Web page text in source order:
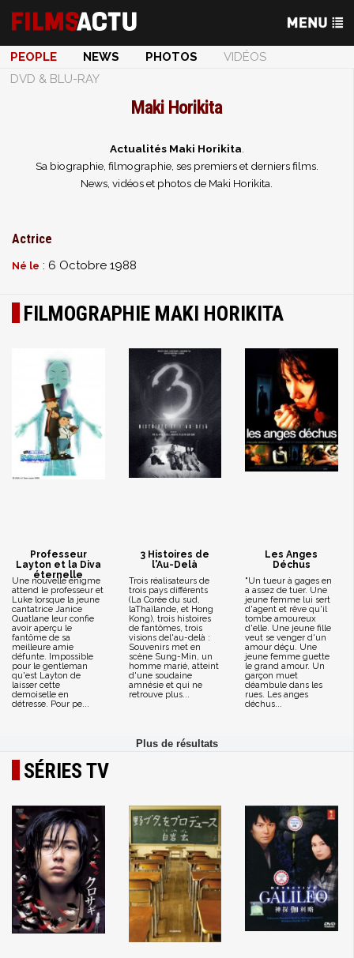
PEOPLE NEWS PHOTOS
VIDÉOS
DVD & BLU-RAY
Maki Horikita
Actualités Maki Horikita
Sa biographie, filmographie, ses premiers et derniers films.
News, vidéos et photos de Maki Horikita.
Actrice
Né le : 6 Octobre 1988
FILMOGRAPHIE MAKI HORIKITA
Professeur
Layton et la Diva
éternelle
Une nouvelle énigme
attend le professeur et
Luke lorsque la jeune
cantatrice Janice
Quatlane leur confie
avoir aperçu le
fantôme de sa
meilleure amie
défunte. Impossible
pour le gentleman
qu'est Layton de
laisser cette
demoiselle en
détresse. Pour pe...
3 Histoires de
l'Au-Delà
Trois réalisateurs de
trois pays différents
(La Corée du sud,
laThaïlande, et Hong
Kong), trois histoires
de fantômes, trois
visions del'au-delà :
Souvenirs met en
scène Sung-Min, un
homme marié, atteint
d'une soudaine
amnésie et qui ne
retrouve plus...
Les Anges
Déchus
"Un tueur à gages en
a assez de tuer. Une
jeune femme lui sert
d'agent et rêve qu'il
tombe amoureux
d'elle. Une jeune fille
veut se venger d'un
amour déçu. Une
jeune femme guette
le grand amour. Un
garçon muet
déambule dans les
rues. Les anges
déchus...
SÉRIES TV